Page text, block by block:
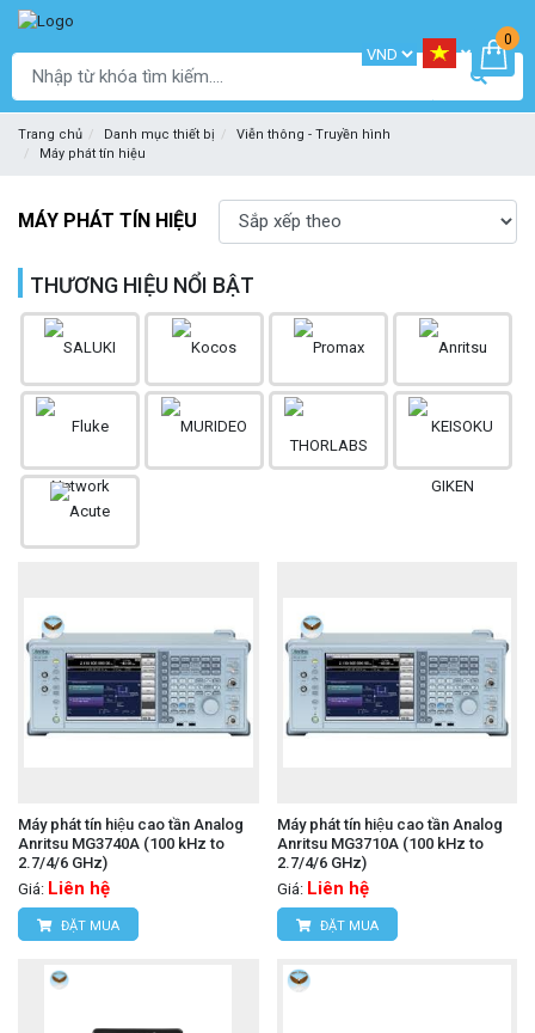
0
Trang chủ Danh mục thiết bị
Viễn thông - Truyền hình
Máy phát tín hiệu
MÁY PHÁT TÍN HIỆU
THƯƠNG HIỆU NỔI BẬT
Máy phát tín hiệu cao tần Analog
Anritsu MG3740A (100 kHz to
2.7/4/6 GHz)
Giá: Liên hệ
ĐẶT MUA
Máy phát tín hiệu cao tần Analog
Anritsu MG3710A (100 kHz to
2.7/4/6 GHz)
Giá: Liên hệ
ĐẶT MUA